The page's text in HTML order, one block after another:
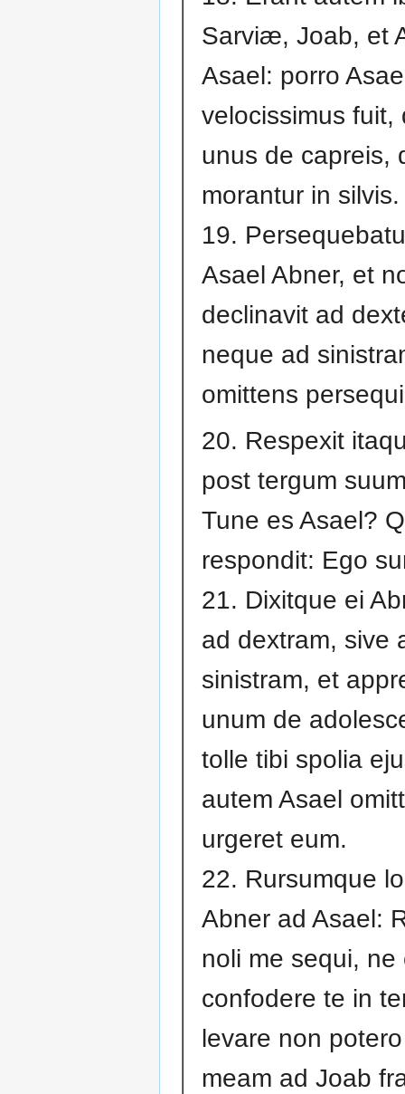
Sarviæ, Joab, et
Asael: porro
velocissimus fuit,
unus de capreis,
morantur in silvis.
19.
Asael Abner, et
declinavit ad
neque ad
omittens
20. Respexit
post tergum
Tune es Asael?
respondit: Ego
21. Dixitque ei
ad dextram, sive
sinistram, et
unum de
tolle tibi spolia
autem Asael
urgeret eum.
22. Rursumque
Abner ad Asael:
noli me sequi, ne
confodere te in
levare non
meam ad Joab